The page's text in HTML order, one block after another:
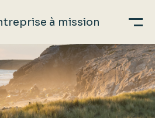
Aller
au
contenu
principal
à mission